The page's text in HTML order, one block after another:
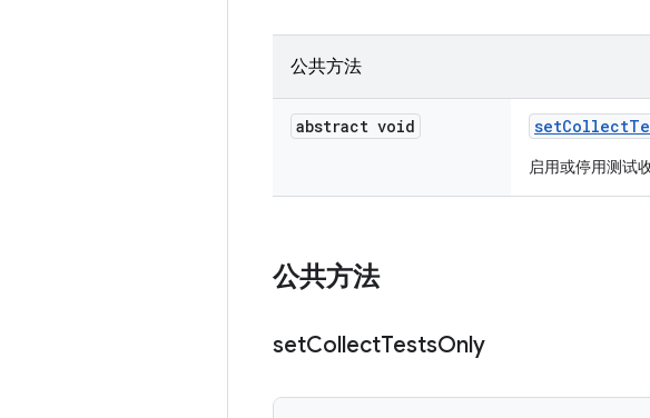
公共方法
abstract void setCollect
启用或停用测试
公共方法
setCollectTestsOnly